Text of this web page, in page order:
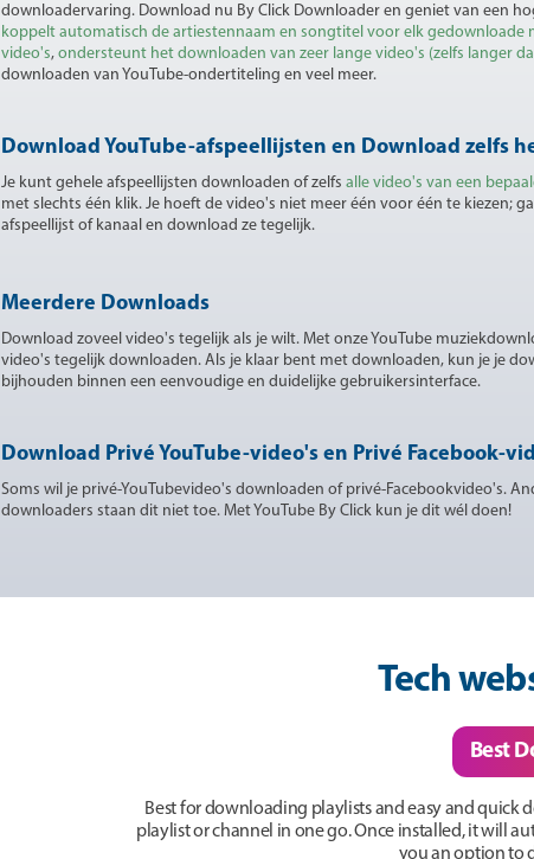
downloadervaring. Download nu By Click Downloader en geniet van een
koppelt automatisch de artiestennaam en songtitel voor elk gedownloade
video's, ondersteunt het downloaden van zeer lange video's (zelfs langer
downloaden van YouTube-ondertiteling en veel meer.
Download YouTube-afspeellijsten en Download zelfs
Je kunt gehele afspeellijsten downloaden of zelfs alle video's van een
met slechts één klik. Je hoeft de video's niet meer één voor één te kiezen;
afspeellijst of kanaal en download ze tegelijk.
Meerdere Downloads
Download zoveel video's tegelijk als je wilt. Met onze YouTube
video's tegelijk downloaden. Als je klaar bent met downloaden, kun je je
bijhouden binnen een eenvoudige en duidelijke gebruikersinterface.
Download Privé YouTube-video's en Privé Facebook-
Soms wil je privé-YouTubevideo's downloaden of privé-Facebookvideo's.
downloaders staan dit niet toe. Met YouTube By Click kun je dit wél doen!
Tech
Best
Best for downloading playlists and easy and quick
playlist or channel in one go. Once installed, it will
you an option to